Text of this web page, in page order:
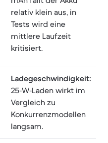
relativ klein aus, in
Tests wird eine
mittlere Laufzeit
kritisiert.
Ladegeschwindigkeit:
25‑W‑Laden wirkt im
Vergleich zu
Konkurrenzmodellen
langsam.